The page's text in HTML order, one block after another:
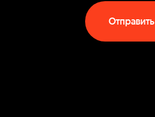
Отправить